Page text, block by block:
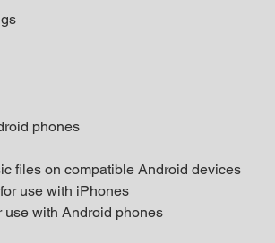
phones
files on compatible Android devices
use with iPhones
use with Android phones